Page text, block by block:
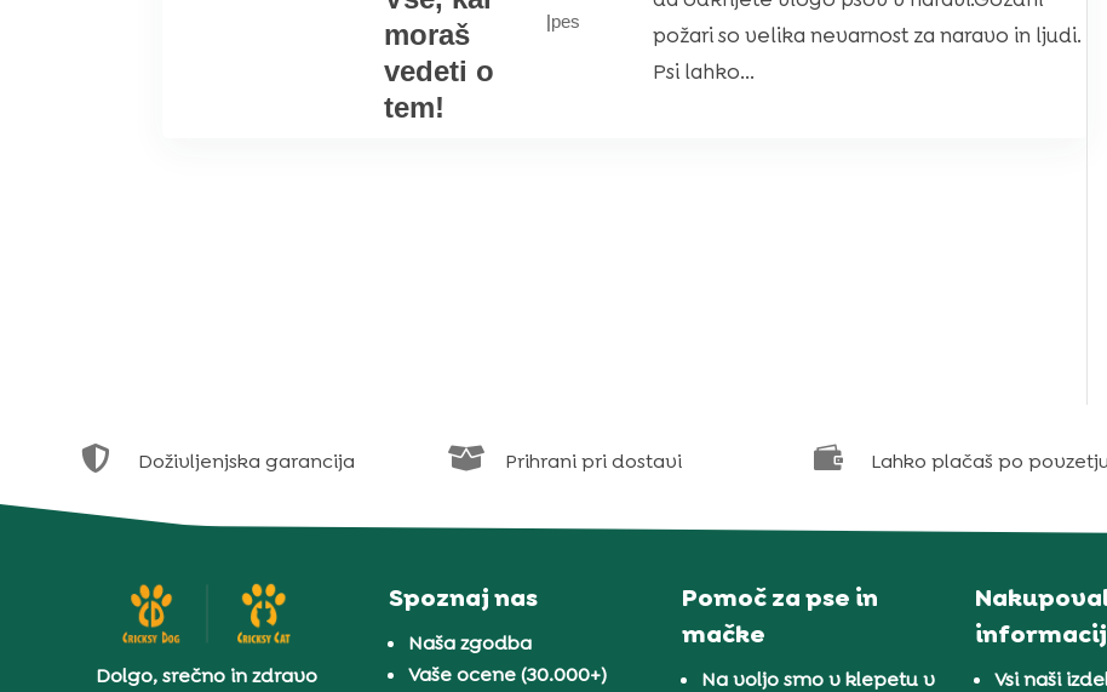
moraš
vedeti o
tem!
|pes
požari so velika nevarnost za naravo in ljudi.
Psi lahko...
 Doživljenjska garancija  Prihrani pri dostavi  Lahko plačaš po
Dolgo, srečno in zdravo
Spoznaj nas
Naša zgodba
Vaše ocene (30.000+)
Pomoč za pse in
mačke
Na voljo smo v klepetu v Vsi naši